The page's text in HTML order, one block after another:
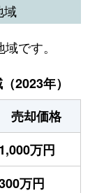
域
です。
2023年）
売却価格
1,000万円
万円